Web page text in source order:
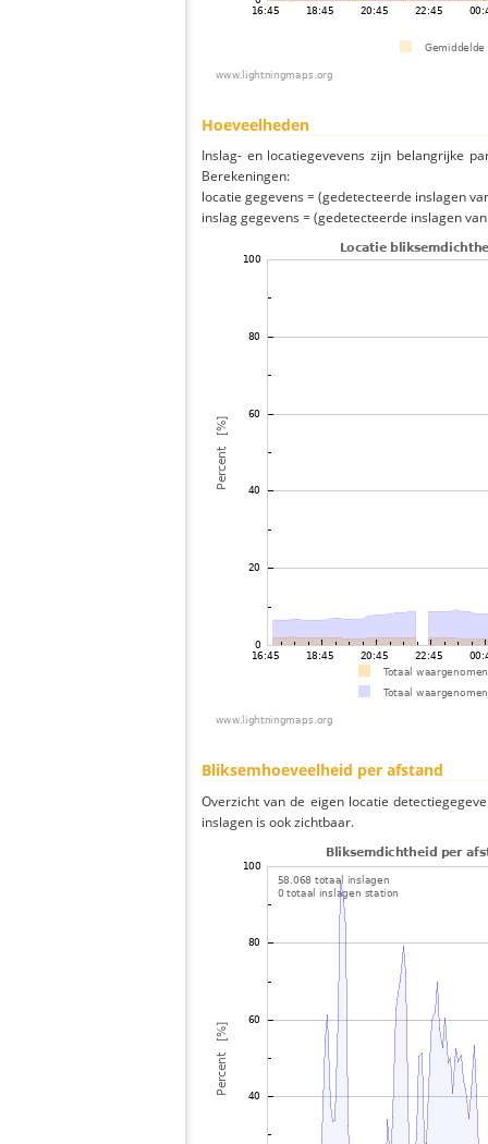
Hoeveelheden
Inslag- en locatiegevevens zijn belangrijke
Berekeningen:
locatie gegevens = (gedetecteerde inslagen
inslag gegevens = (gedetecteerde inslagen
Bliksemhoeveelheid per afstand
Overzicht van de eigen locatie
inslagen is ook zichtbaar.